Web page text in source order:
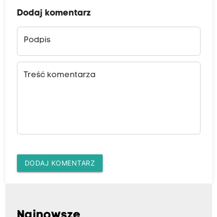
Dodaj komentarz
Podpis
Treść komentarza
DODAJ KOMENTARZ